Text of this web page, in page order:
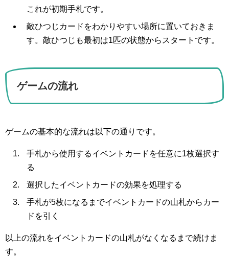
これが初期手札です。
敵ひつじカードをわかりやすい場所に置いておきま
す。敵ひつじも最初は1匹の状態からスタートです。
ゲームの流れ
ゲームの基本的な流れは以下の通りです。
手札から使用するイベントカードを任意に1枚選択す
る
選択したイベントカードの効果を処理する
手札が5枚になるまでイベントカードの山札からカー
ドを引く
以上の流れをイベントカードの山札がなくなるまで続けま
す。